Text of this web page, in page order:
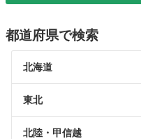
都道府県で検索
北海道
東北
北陸・甲信越